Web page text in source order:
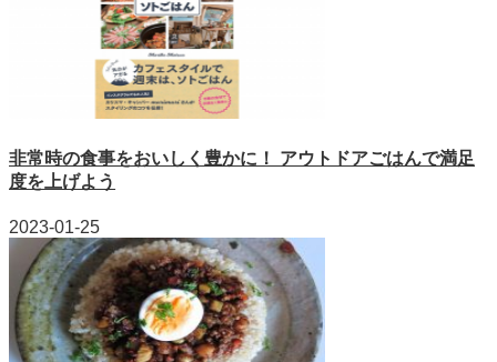
非常時の食事をおいしく豊かに！ アウトドアごはんで満足
度を上げよう
2023-01-25